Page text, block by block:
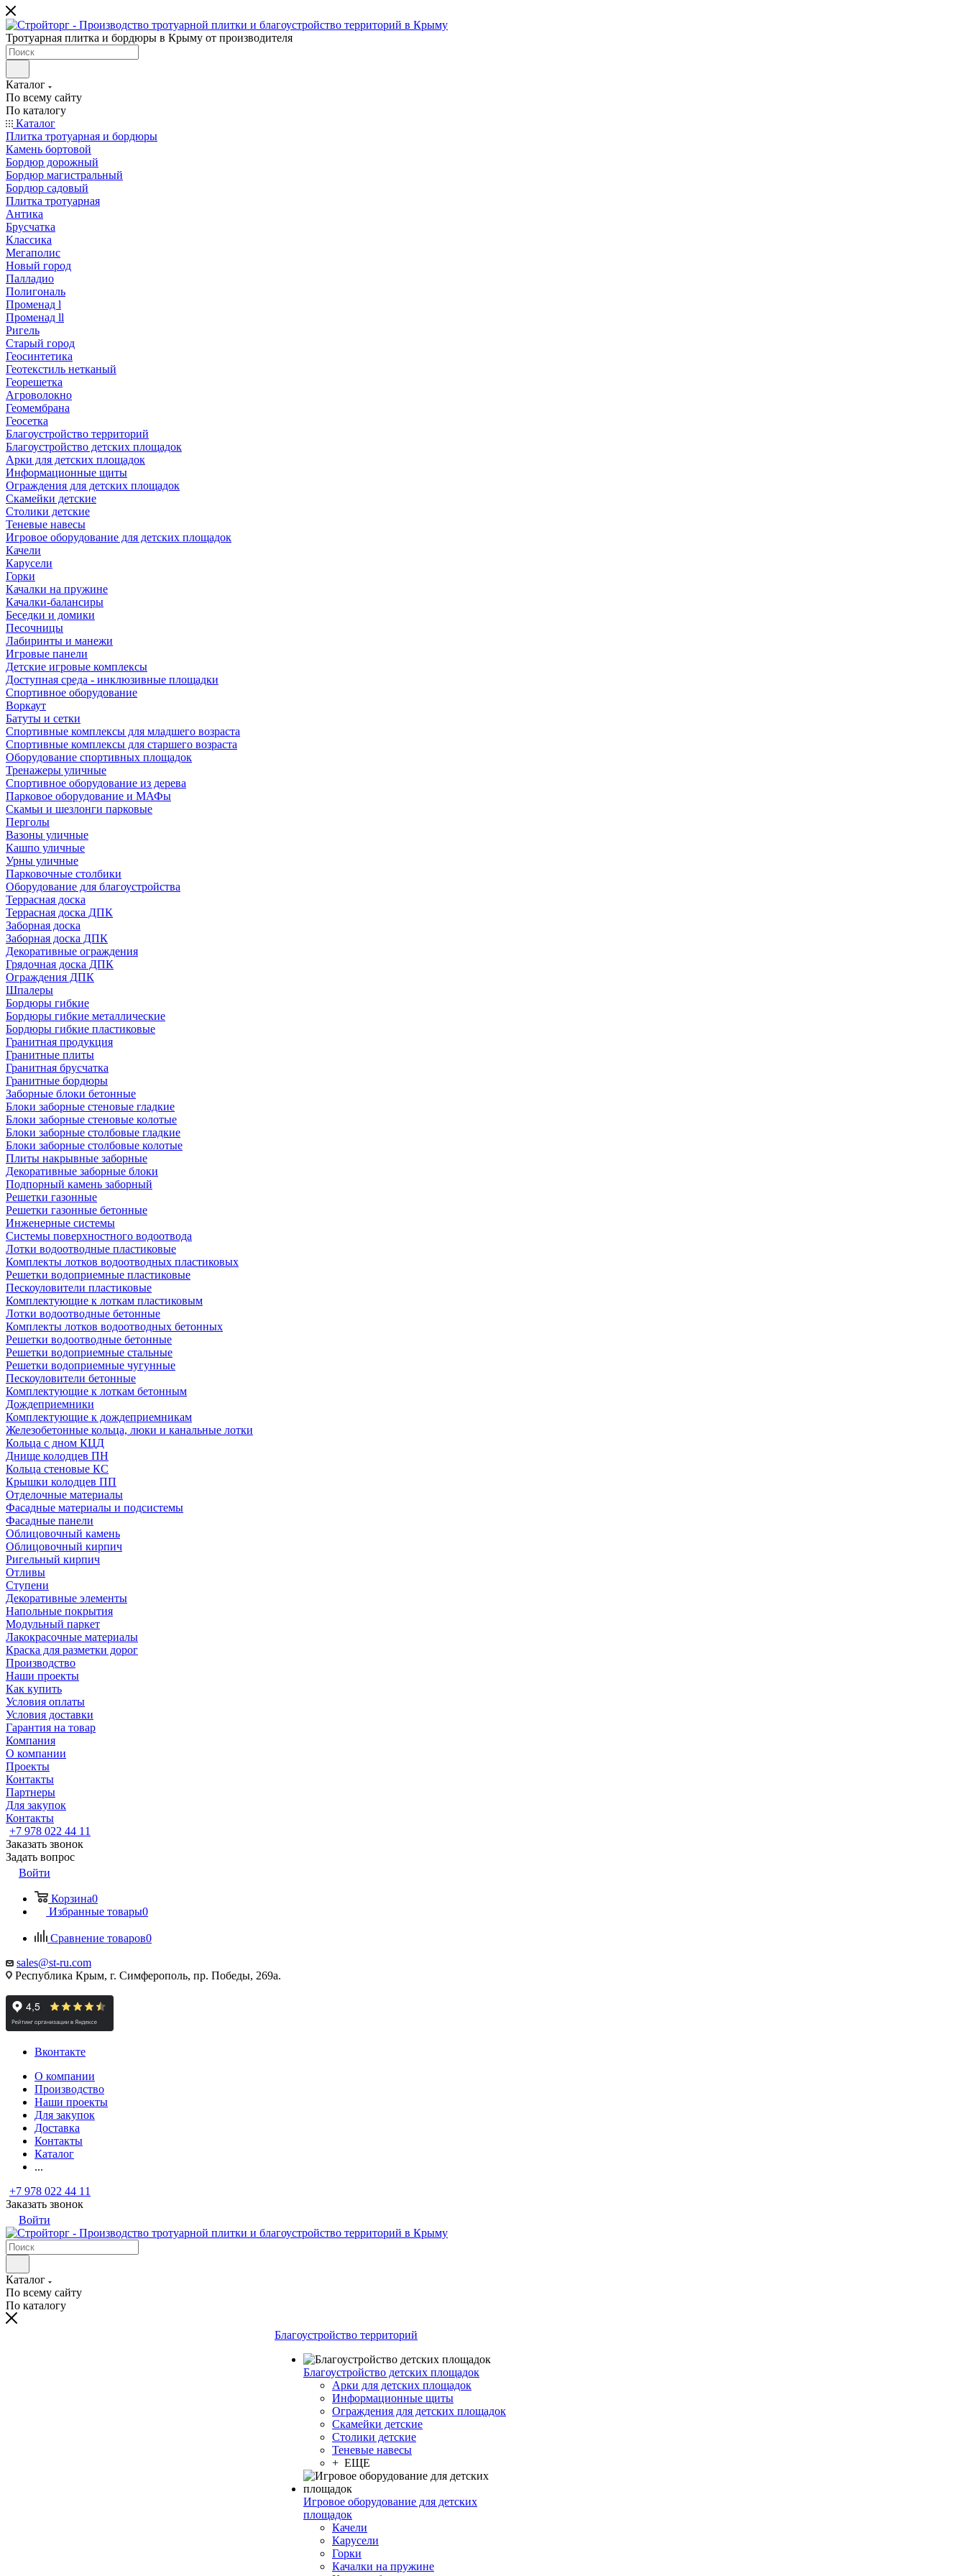
Тротуарная плитка и бордюры в Крыму от производителя
Каталог
По всему сайту
По каталогу
Каталог
Плитка тротуарная и бордюры
Камень бортовой
Бордюр дорожный
Бордюр магистральный
Бордюр садовый
Плитка тротуарная
Антика
Брусчатка
Классика
Мегаполис
Новый город
Палладио
Полигональ
Променад l
Променад ll
Ригель
Старый город
Геосинтетика
Геотекстиль нетканый
Георешетка
Агроволокно
Геомембрана
Геосетка
Благоустройство территорий
Благоустройство детских площадок
Арки для детских площадок
Информационные щиты
Ограждения для детских площадок
Скамейки детские
Столики детские
Теневые навесы
Игровое оборудование для детских площадок
Качели
Карусели
Горки
Качалки на пружине
Качалки-балансиры
Беседки и домики
Песочницы
Лабиринты и манежи
Игровые панели
Детские игровые комплексы
Доступная среда - инклюзивные площадки
Спортивное оборудование
Воркаут
Батуты и сетки
Спортивные комплексы для младшего возраста
Спортивные комплексы для старшего возраста
Оборудование спортивных площадок
Тренажеры уличные
Спортивное оборудование из дерева
Парковое оборудование и МАФы
Скамьи и шезлонги парковые
Перголы
Вазоны уличные
Кашпо уличные
Урны уличные
Парковочные столбики
Оборудование для благоустройства
Террасная доска
Террасная доска ДПК
Заборная доска
Заборная доска ДПК
Декоративные ограждения
Грядочная доска ДПК
Ограждения ДПК
Шпалеры
Бордюры гибкие
Бордюры гибкие металлические
Бордюры гибкие пластиковые
Гранитная продукция
Гранитные плиты
Гранитная брусчатка
Гранитные бордюры
Заборные блоки бетонные
Блоки заборные стеновые гладкие
Блоки заборные стеновые колотые
Блоки заборные столбовые гладкие
Блоки заборные столбовые колотые
Плиты накрывные заборные
Декоративные заборные блоки
Подпорный камень заборный
Решетки газонные
Решетки газонные бетонные
Инженерные системы
Системы поверхностного водоотвода
Лотки водоотводные пластиковые
Комплекты лотков водоотводных пластиковых
Решетки водоприемные пластиковые
Пескоуловители пластиковые
Комплектующие к лоткам пластиковым
Лотки водоотводные бетонные
Комплекты лотков водоотводных бетонных
Решетки водоотводные бетонные
Решетки водоприемные стальные
Решетки водоприемные чугунные
Пескоуловители бетонные
Комплектующие к лоткам бетонным
Дождеприемники
Комплектующие к дождеприемникам
Железобетонные кольца, люки и канальные лотки
Кольца с дном КЦД
Днище колодцев ПН
Кольца стеновые КС
Крышки колодцев ПП
Отделочные материалы
Фасадные материалы и подсистемы
Фасадные панели
Облицовочный камень
Облицовочный кирпич
Ригельный кирпич
Отливы
Ступени
Декоративные элементы
Напольные покрытия
Модульный паркет
Лакокрасочные материалы
Краска для разметки дорог
Производство
Наши проекты
Как купить
Условия оплаты
Условия доставки
Гарантия на товар
Компания
О компании
Проекты
Контакты
Партнеры
Для закупок
Контакты
+7 978 022 44 11
Заказать звонок
Задать вопрос
Войти
Корзина0
Избранные товары0
Сравнение товаров0
sales@st-ru.com
Республика Крым, г. Симферополь, пр. Победы, 269а.
Вконтакте
О компании
Производство
Наши проекты
Для закупок
Доставка
Контакты
Каталог
...
+7 978 022 44 11
Заказать звонок
Войти
Каталог
По всему сайту
По каталогу
Благоустройство территорий
Благоустройство детских площадок
Арки для детских площадок
Информационные щиты
Ограждения для детских площадок
Скамейки детские
Столики детские
Теневые навесы
+ ЕЩЕ
Игровое оборудование для детских
площадок
Качели
Карусели
Горки
Качалки на пружине